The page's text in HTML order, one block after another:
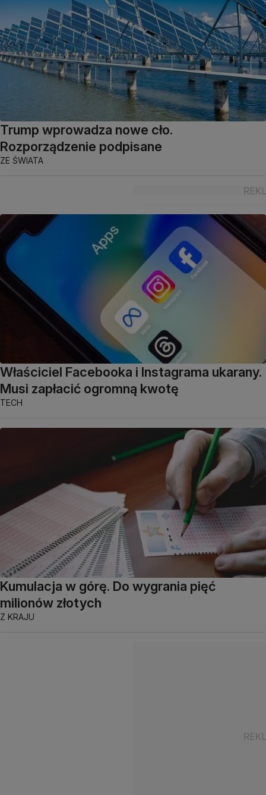
Trump wprowadza nowe cło.
Rozporządzenie podpisane
ZE ŚWIATA
Właściciel Facebooka i Instagrama ukarany.
Musi zapłacić ogromną kwotę
TECH
Kumulacja w górę. Do wygrania pięć
milionów złotych
Z KRAJU